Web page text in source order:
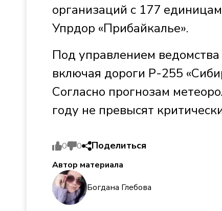
организаций с 177
Упрдор «Прибайкалье».
Под управлением
включая дороги Р-255
Согласно прогнозам
году не превысят
0 0 Поделиться
Автор материала
Богдана Глебова